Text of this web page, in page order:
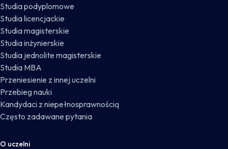
Studia podyplomowe
Studia licencjackie
Studia magisterskie
Studia inżynierskie
Studia jednolite magisterskie
Studia MBA
Przeniesienie z innej uczelni
Przebieg nauki
Kandydaci z niepełnosprawnością
Często zadawane pytania
O uczelni